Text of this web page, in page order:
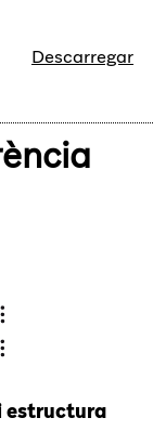
Descarregar
estructura